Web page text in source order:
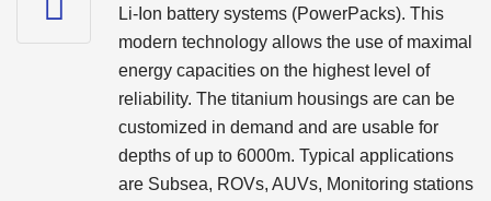
Li-Ion battery systems (PowerPacks). This
modern technology allows the use of maximal
energy capacities on the highest level of
reliability. The titanium housings are can be
customized in demand and are usable for
depths of up to 6000m. Typical applications
are Subsea, ROVs, AUVs, Monitoring stations